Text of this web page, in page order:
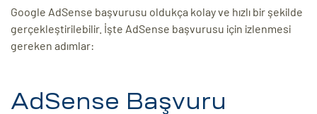
Google AdSense başvurusu oldukça kolay ve hızlı bir şekilde
gerçekleştirilebilir. İşte AdSense başvurusu için izlenmesi
gereken adımlar:
AdSense Başvuru